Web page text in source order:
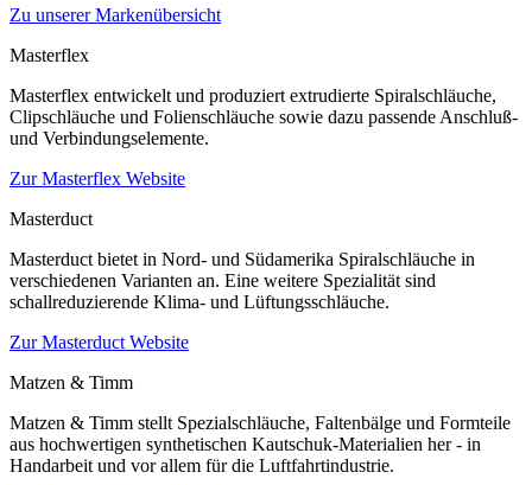
Zu unserer Markenübersicht
Masterflex
Masterflex entwickelt und produziert extrudierte Spiralschläuche,
Clipschläuche und Folienschläuche sowie dazu passende Anschluß-
und Verbindungselemente.
Zur Masterflex Website
Masterduct
Masterduct bietet in Nord- und Südamerika Spiralschläuche in
verschiedenen Varianten an. Eine weitere Spezialität sind
schallreduzierende Klima- und Lüftungsschläuche.
Zur Masterduct Website
Matzen & Timm
Matzen & Timm stellt Spezialschläuche, Faltenbälge und Formteile
aus hochwertigen synthetischen Kautschuk-Materialien her - in
Handarbeit und vor allem für die Luftfahrtindustrie.